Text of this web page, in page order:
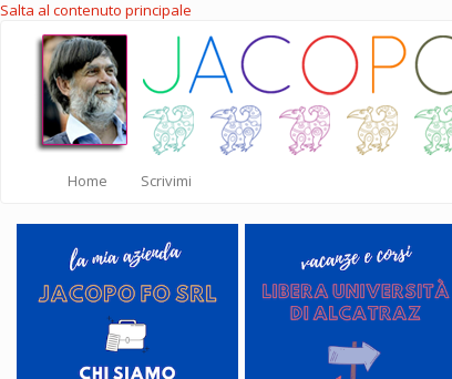
Salta al contenuto principale
Home Scrivimi